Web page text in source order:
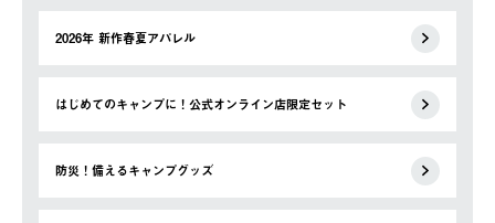
2026年 新作春夏アパレル
はじめてのキャンプに！公式オンライン店限定セット
防災！備えるキャンプグッズ